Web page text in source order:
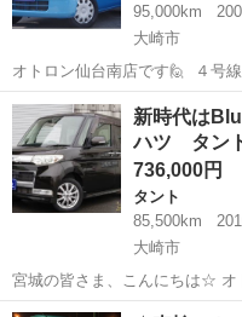
95,000km
大崎市
オトロン仙台南店です🙋​ ​ ４号
い 太白区ドン・キホーテ敷地
い♪ ​ ​ 今回は【タント X リミテ
お問...
宮城 大崎市 タント
新時代は
ハツ タン
736,000円
タント
85,500km
大崎市
宮城の皆さま、こんにちは☆ オトロン
月よりオープンいたしました(^^ゞ 太白区ドン・キホーテ敷地内
宮城 大崎市 タント